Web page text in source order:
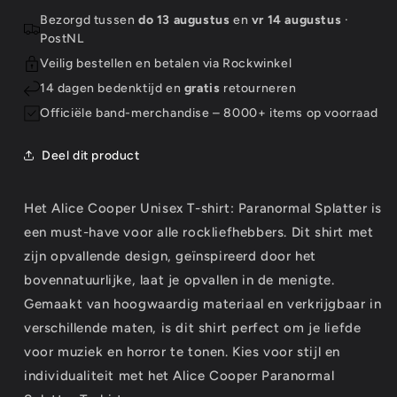
Splatter
Splatter
Bezorgd tussen do 13 augustus en vr 14 augustus ·
PostNL
Veilig bestellen en betalen via Rockwinkel
14 dagen bedenktijd en gratis retourneren
Officiële band-merchandise – 8000+ items op voorraad
Deel dit product
Het Alice Cooper Unisex T-shirt: Paranormal Splatter is
een must-have voor alle rockliefhebbers. Dit shirt met
zijn opvallende design, geïnspireerd door het
bovennatuurlijke, laat je opvallen in de menigte.
Gemaakt van hoogwaardig materiaal en verkrijgbaar in
verschillende maten, is dit shirt perfect om je liefde
voor muziek en horror te tonen. Kies voor stijl en
individualiteit met het Alice Cooper Paranormal